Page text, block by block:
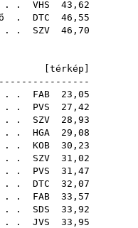
. . VHS 43,62
. DTC 46,55
. . SZV 46,70
[ térkép
. . FAB 23,05
. . PVS 27,42
. . SZV 28,93
. . HGA 29,08
. . KOB 30,23
. . SZV 31,02
. . PVS 31,47
. . DTC 32,07
. . FAB 33,57
. . SDS 33,92
. . JVS 33,95